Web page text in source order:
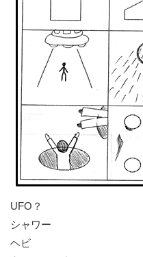
UFO？
シャワー
ヘビ